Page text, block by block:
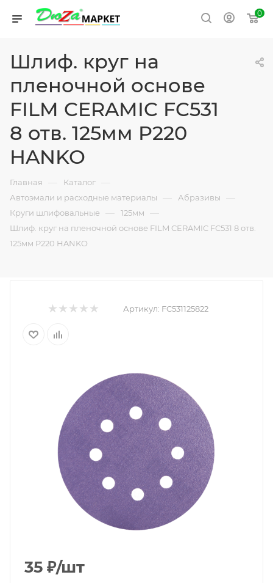
0
Шлиф. круг на
пленочной основе
FILM CERAMIC FC531
8 отв. 125мм P220
HANKO
Главная — Каталог —
Автоэмали и расходные материалы — Абразивы —
Круги шлифовальные — 125мм —
Шлиф. круг на пленочной основе FILM CERAMIC FC531 8 отв.
125мм P220 HANKO
Артикул: FC531125822
35 ₽/шт